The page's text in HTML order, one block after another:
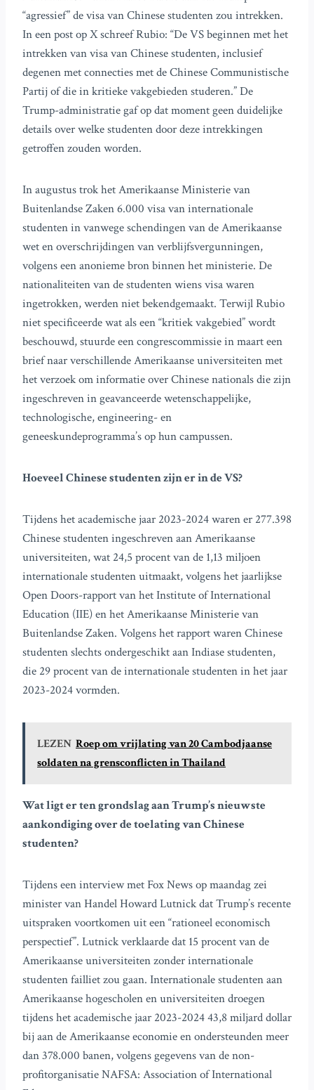
“agressief” de visa van Chinese studenten zou intrekken.
In een post op X schreef Rubio: “De VS beginnen met het
intrekken van visa van Chinese studenten, inclusief
degenen met connecties met de Chinese Communistische
Partij of die in kritieke vakgebieden studeren.” De
Trump-administratie gaf op dat moment geen duidelijke
details over welke studenten door deze intrekkingen
getroffen zouden worden.
In augustus trok het Amerikaanse Ministerie van
Buitenlandse Zaken 6.000 visa van internationale
studenten in vanwege schendingen van de Amerikaanse
wet en overschrijdingen van verblijfsvergunningen,
volgens een anonieme bron binnen het ministerie. De
nationaliteiten van de studenten wiens visa waren
ingetrokken, werden niet bekendgemaakt. Terwijl Rubio
niet specificeerde wat als een “kritiek vakgebied” wordt
beschouwd, stuurde een congrescommissie in maart een
brief naar verschillende Amerikaanse universiteiten met
het verzoek om informatie over Chinese nationals die zijn
ingeschreven in geavanceerde wetenschappelijke,
technologische, engineering- en
geneeskundeprogramma’s op hun campussen.
Hoeveel Chinese studenten zijn er in de VS?
Tijdens het academische jaar 2023-2024 waren er 277.398
Chinese studenten ingeschreven aan Amerikaanse
universiteiten, wat 24,5 procent van de 1,13 miljoen
internationale studenten uitmaakt, volgens het jaarlijkse
Open Doors-rapport van het Institute of International
Education (IIE) en het Amerikaanse Ministerie van
Buitenlandse Zaken. Volgens het rapport waren Chinese
studenten slechts ondergeschikt aan Indiase studenten,
die 29 procent van de internationale studenten in het jaar
2023-2024 vormden.
LEZEN Roep om vrijlating van 20 Cambodjaanse
soldaten na grensconflicten in Thailand
Wat ligt er ten grondslag aan Trump’s nieuwste
aankondiging over de toelating van Chinese
studenten?
Tijdens een interview met Fox News op maandag zei
minister van Handel Howard Lutnick dat Trump’s recente
uitspraken voortkomen uit een “rationeel economisch
perspectief”. Lutnick verklaarde dat 15 procent van de
Amerikaanse universiteiten zonder internationale
studenten failliet zou gaan. Internationale studenten aan
Amerikaanse hogescholen en universiteiten droegen
tijdens het academische jaar 2023-2024 43,8 miljard dollar
bij aan de Amerikaanse economie en ondersteunden meer
dan 378.000 banen, volgens gegevens van de non-
profitorganisatie NAFSA: Association of International